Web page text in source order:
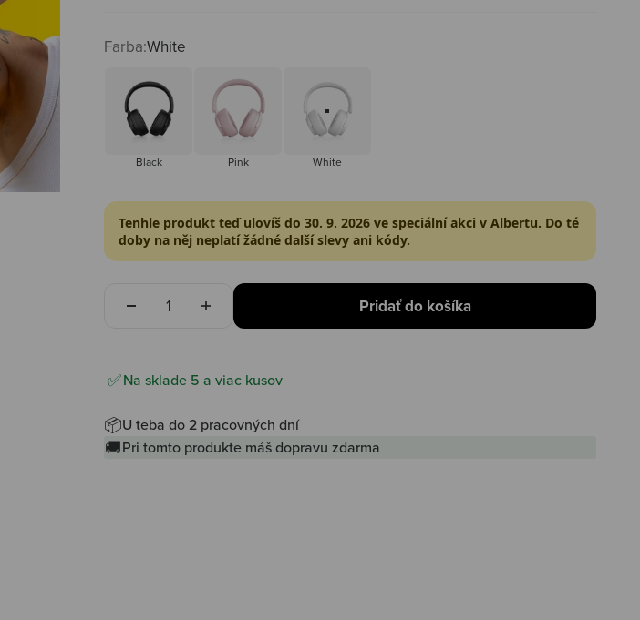
Farba:White
Black
Black
Pink
Pink
White
White
Tenhle produkt teď ulovíš do 30. 9. 2026 ve speciální akci v Albertu. Do té
doby na něj neplatí žádné další slevy ani kódy.
Pridať do košíka
Na sklade 5 a viac kusov
📦U teba do 2 pracovných dní
🚚Pri tomto produkte máš dopravu zdarma